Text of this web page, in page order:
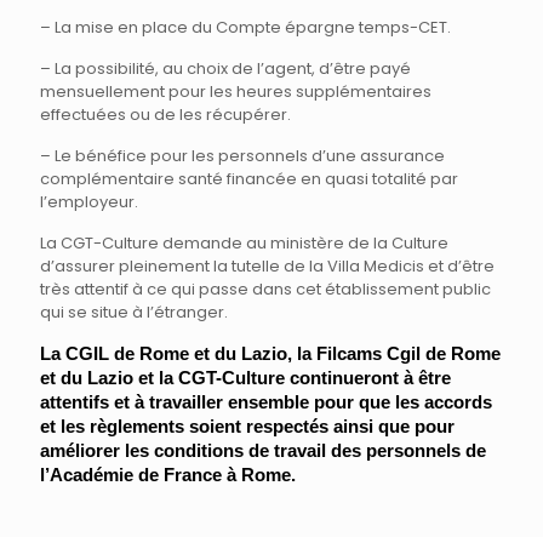
– La mise en place du Compte épargne temps-CET.
– La possibilité, au choix de l’agent, d’être payé
mensuellement pour les heures supplémentaires
effectuées ou de les récupérer.
– Le bénéfice pour les personnels d’une assurance
complémentaire santé financée en quasi totalité par
l’employeur.
La CGT-Culture demande au ministère de la Culture
d’assurer pleinement la tutelle de la Villa Medicis et d’être
très attentif à ce qui passe dans cet établissement public
qui se situe à l’étranger.
La CGIL de Rome et du Lazio, la Filcams Cgil de Rome
et du Lazio et la CGT-Culture continueront à être
attentifs et à travailler ensemble pour que les accords
et les règlements soient respectés ainsi que pour
améliorer les conditions de travail des personnels de
l’Académie de France à Rome.